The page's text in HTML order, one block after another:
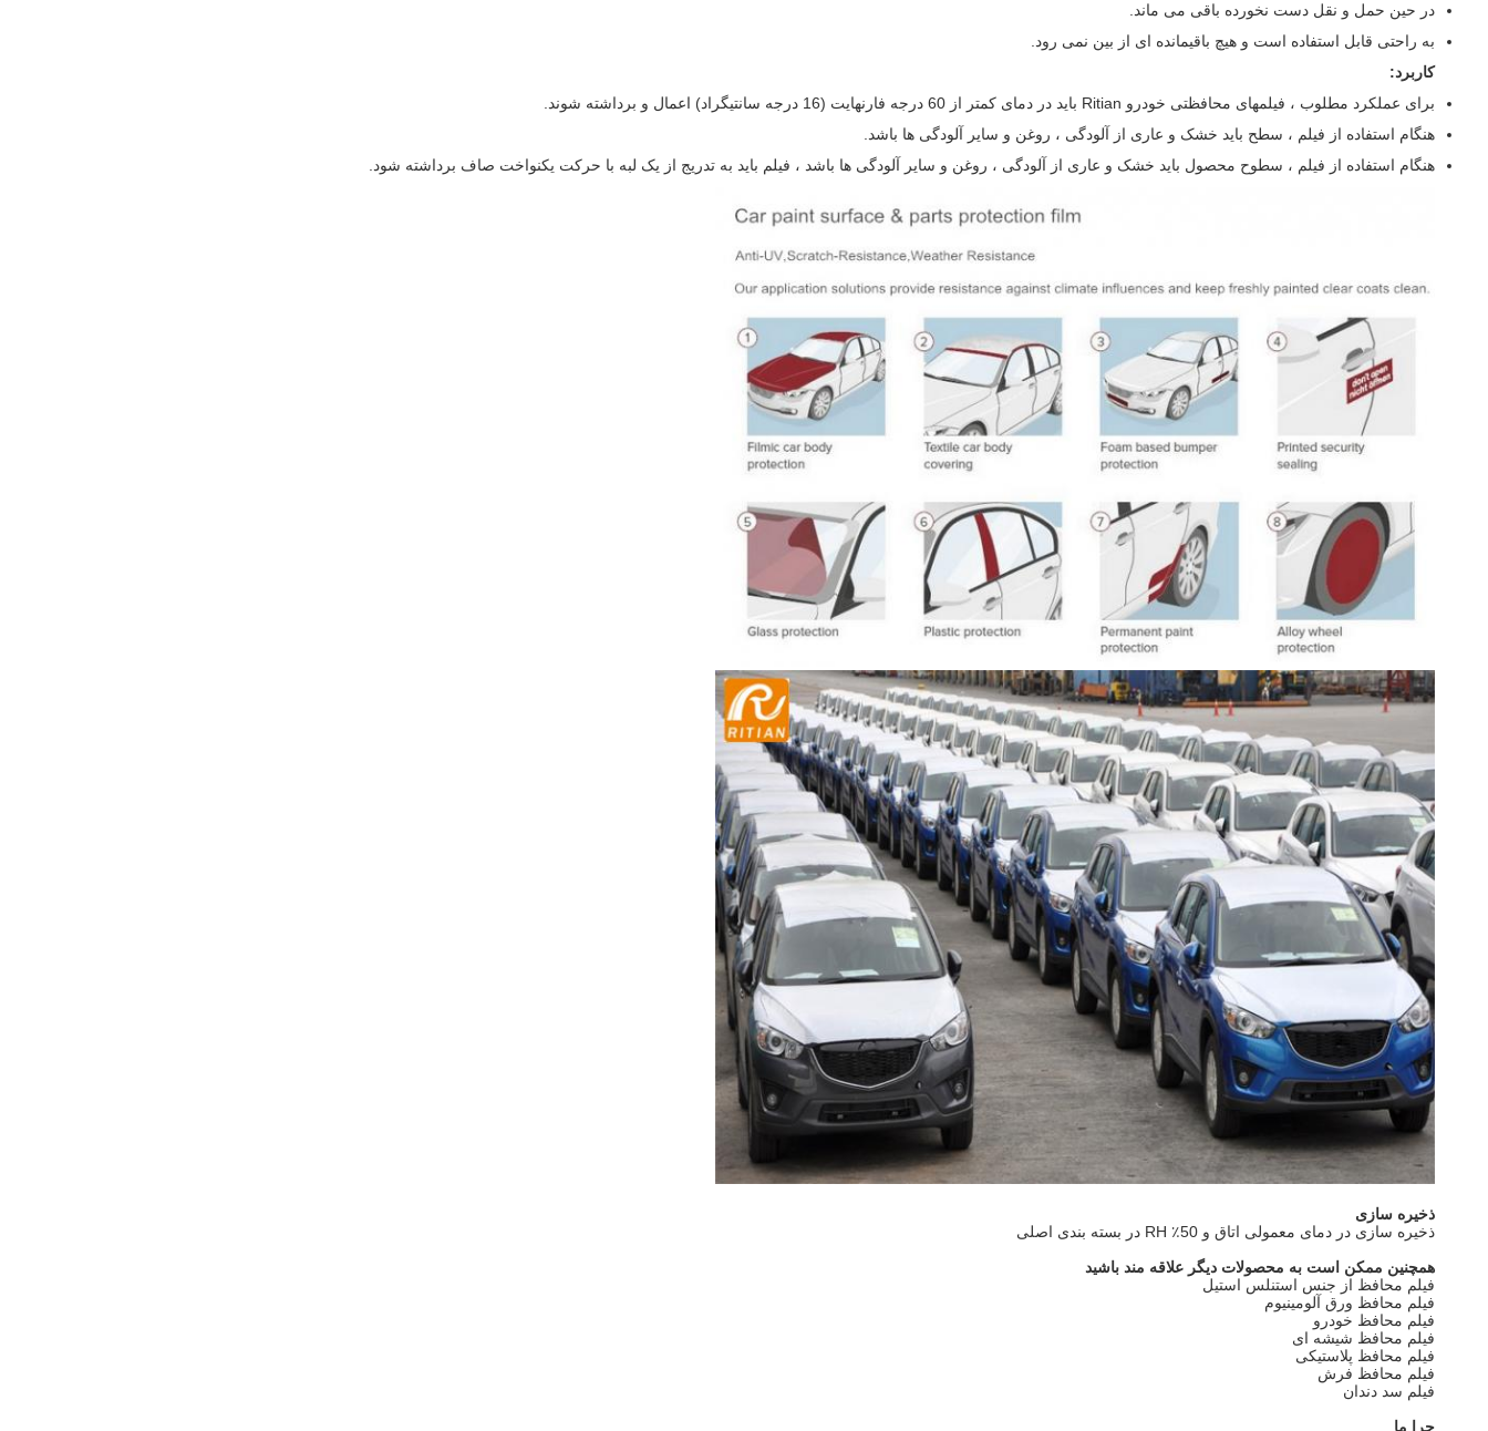
در حین حمل و نقل دست نخورده باقی می ماند.
به راحتی قابل استفاده است و هیچ باقیمانده ای از بین نمی رود.
کاربرد:
برای عملکرد مطلوب ، فیلمهای محافظتی خودرو Ritian باید در دمای کمتر از 60 درجه فارنهایت (16 درجه سانتیگراد) اعمال و برداشته شوند.
هنگام استفاده از فیلم ، سطح باید خشک و عاری از آلودگی ، روغن و سایر آلودگی ها باشد.
هنگام استفاده از فیلم ، سطوح محصول باید خشک و عاری از آلودگی ، روغن و سایر آلودگی ها باشد ، فیلم باید به تدریج از یک لبه با حرکت یکنواخت صاف برداشته شود.
ذخیره سازی
ذخیره سازی در دمای معمولی اتاق و 50٪ R
H در بسته بندی اصلی
همچنین ممکن است به محصولات دیگر علاقه مند باشید
فیلم محافظ از جنس استنلس استیل
فیلم محافظ ورق آلومینیوم
فیلم محافظ خودرو
فیلم محافظ شیشه ای
فیلم محافظ پلاستیکی
فیلم محافظ فرش
فیلم سد دندان
چرا ما